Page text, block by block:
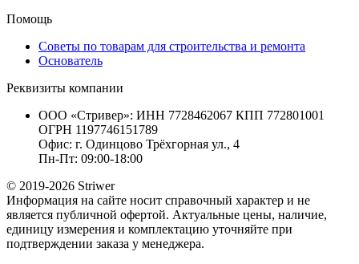
Помощь
Советы по товарам для строительства и ремонта
Основатель
Реквизиты компании
ООО «Стривер»: ИНН 7728462067 КПП 772801001
ОГРН 1197746151789
Офис: г. Одинцово Трёхгорная ул., 4
Пн-Пт: 09:00-18:00
© 2019-2026 Striwer
Информация на сайте носит справочный характер и не
является публичной офертой. Актуальные цены, наличие,
единицу измерения и комплектацию уточняйте при
подтверждении заказа у менеджера.